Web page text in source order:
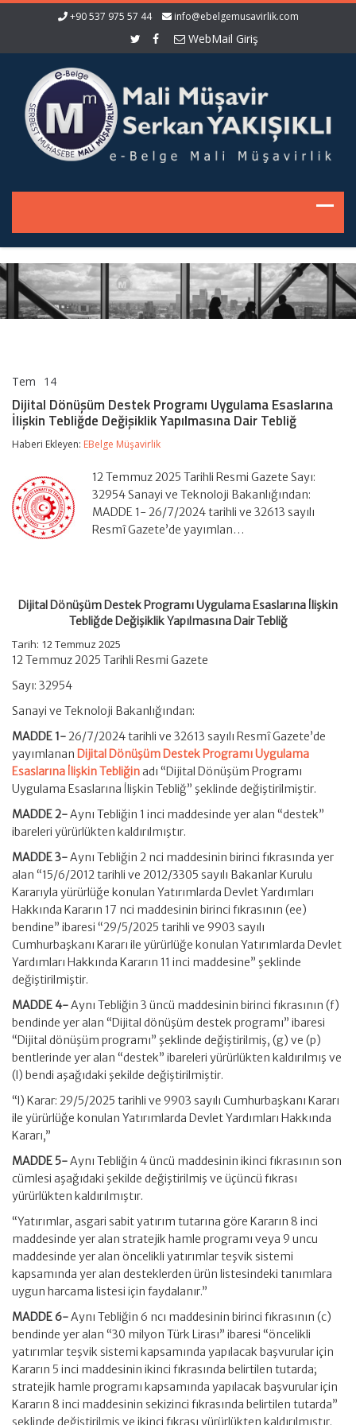
+90 537 975 57 44 info@ebelgemusavirlik.com
WebMail Giriş
Tem 14
Destek
Programı
Esaslarına
Tebliğde
Değişiklik
Yapılmasına
Dair
Tebliğ
Dijital Dönüşüm Destek Programı Uygulama Esaslarına
İlişkin Tebliğde Değişiklik Yapılmasına Dair Tebliğ
Haberi Ekleyen: EBelge Müşavirlik
12 Temmuz 2025 Tarihli Resmi Gazete Sayı:
32954 Sanayi ve Teknoloji Bakanlığından:
MADDE 1- 26/7/2024 tarihli ve 32613 sayılı
Resmî Gazete’de yayımlan…
Dijital Dönüşüm Destek Programı Uygulama Esaslarına İlişkin
Tebliğde Değişiklik Yapılmasına Dair Tebliğ
Tarih: 12 Temmuz 2025
12 Temmuz 2025 Tarihli Resmi Gazete
Sayı: 32954
Sanayi ve Teknoloji Bakanlığından:
MADDE 1- 26/7/2024 tarihli ve 32613 sayılı Resmî Gazete’de
yayımlanan Dijital Dönüşüm Destek Programı Uygulama
Esaslarına İlişkin Tebliğinadı “Dijital Dönüşüm Programı
Uygulama Esaslarına İlişkin Tebliğ” şeklinde değiştirilmiştir.
MADDE 2-Aynı Tebliğin 1 inci maddesinde yer alan “destek”
ibareleri yürürlükten kaldırılmıştır.
MADDE 3-Aynı Tebliğin 2 nci maddesinin birinci fıkrasında yer
alan “15/6/2012 tarihli ve 2012/3305 sayılı Bakanlar Kurulu
Kararıyla yürürlüğe konulan Yatırımlarda Devlet Yardımları
Hakkında Kararın 17 nci maddesinin birinci fıkrasının (ee)
bendine” ibaresi “29/5/2025 tarihli ve 9903 sayılı
Cumhurbaşkanı Kararı ile yürürlüğe konulan Yatırımlarda Devlet
Yardımları Hakkında Kararın 11 inci maddesine” şeklinde
değiştirilmiştir.
MADDE 4-Aynı Tebliğin 3 üncü maddesinin birinci fıkrasının (f)
bendinde yer alan “Dijital dönüşüm destek programı” ibaresi
“Dijital dönüşüm programı” şeklinde değiştirilmiş, (g) ve (p)
bentlerinde yer alan “destek” ibareleri yürürlükten kaldırılmış ve
(l) bendi aşağıdaki şekilde değiştirilmiştir.
“l) Karar: 29/5/2025 tarihli ve 9903 sayılı Cumhurbaşkanı Kararı
ile yürürlüğe konulan Yatırımlarda Devlet Yardımları Hakkında
Kararı,”
MADDE 5-Aynı Tebliğin 4 üncü maddesinin ikinci fıkrasının son
cümlesi aşağıdaki şekilde değiştirilmiş ve üçüncü fıkrası
yürürlükten kaldırılmıştır.
“Yatırımlar, asgari sabit yatırım tutarına göre Kararın 8 inci
maddesinde yer alan stratejik hamle programı veya 9 uncu
maddesinde yer alan öncelikli yatırımlar teşvik sistemi
kapsamında yer alan desteklerden ürün listesindeki tanımlara
uygun harcama listesi için faydalanır.”
MADDE 6-Aynı Tebliğin 6 ncı maddesinin birinci fıkrasının (c)
bendinde yer alan “30 milyon Türk Lirası” ibaresi “öncelikli
yatırımlar teşvik sistemi kapsamında yapılacak başvurular için
Kararın 5 inci maddesinin ikinci fıkrasında belirtilen tutarda;
stratejik hamle programı kapsamında yapılacak başvurular için
Kararın 8 inci maddesinin sekizinci fıkrasında belirtilen tutarda”
şeklinde değiştirilmiş ve ikinci fıkrası yürürlükten kaldırılmıştır.